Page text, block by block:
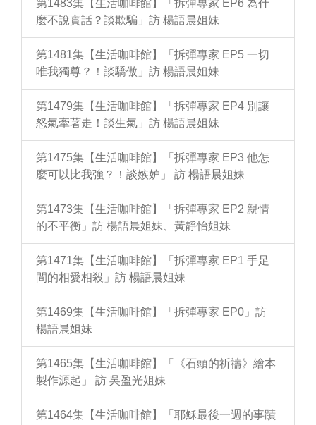
第1483集【生活咖啡館】「拆彈專家 EP6 為什
麼不說實話？談欺騙」訪 楊語晨姐妹
第1481集【生活咖啡館】「拆彈專家 EP5 一切
唯我獨尊？！談驕傲」訪 楊語晨姐妹
第1479集【生活咖啡館】「拆彈專家 EP4 別讓
怒氣牽著走！談生氣」訪 楊語晨姐妹
第1475集【生活咖啡館】「拆彈專家 EP3 他怎
麼可以比我強？！談嫉妒」 訪 楊語晨姐妹
第1473集【生活咖啡館】「拆彈專家 EP2 親情
的不平衡」訪 楊語晨姐妹、黃靜怡姐妹
第1471集【生活咖啡館】「拆彈專家 EP1 手足
間的相愛相殺」訪 楊語晨姐妹
第1469集【生活咖啡館】「拆彈專家 EP0」訪
楊語晨姐妹
第1465集【生活咖啡館】「《石頭的祈禱》繪本
製作源起」 訪 吳盈光姐妹
第1464集【生活咖啡館】「耶穌最後一週的事蹟